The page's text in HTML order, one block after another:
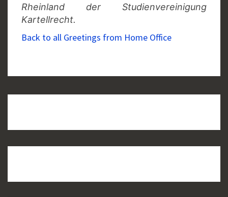
Rheinland der Studienvereinigung
Kartellrecht.
Back to all Greetings from Home Office